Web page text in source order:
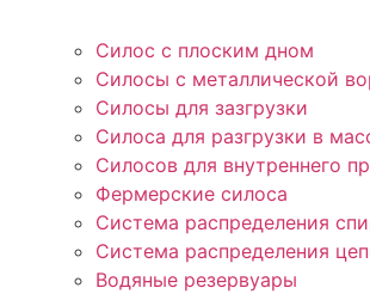
Силос с плоским дном
Силосы с металлической
Силосы для зазгрузки
Силоса для разгрузки в
Силосов для внутреннего
Фермерские силоса
Система распределения
Система распределения
Водяные резервуары